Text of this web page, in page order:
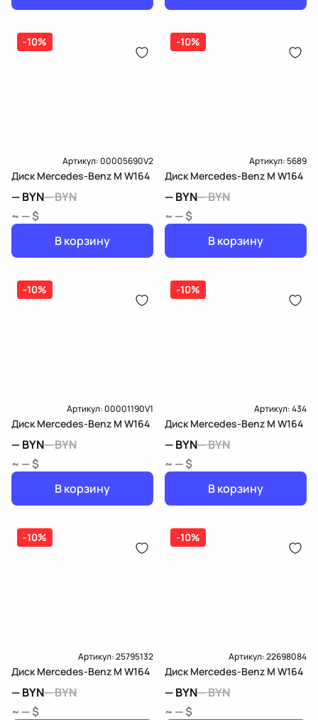
-10%
Артикул:00005690V2
Диск Mercedes-Benz M W164
—BYN—BYN
~ — $
В корзину
-10%
Артикул:5689
Диск Mercedes-Benz M W164
—BYN—BYN
~ — $
В корзину
-10%
Артикул:00001190V1
Диск Mercedes-Benz M W164
—BYN—BYN
~ — $
В корзину
-10%
Артикул:434
Диск Mercedes-Benz M W164
—BYN—BYN
~ — $
В корзину
-10%
Артикул:25795132
Диск Mercedes-Benz M W164
—BYN—BYN
~ — $
-10%
Артикул:22698084
Диск Mercedes-Benz M W164
—BYN—BYN
~ — $